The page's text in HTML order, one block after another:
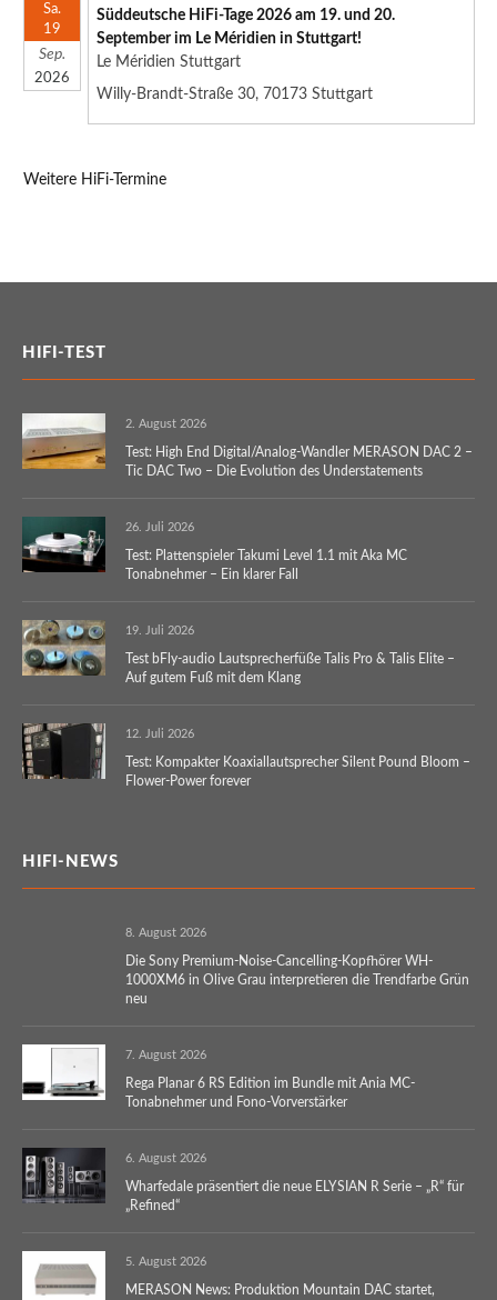
Sa.
19
Sep.
2026
Süddeutsche HiFi-Tage 2026 am 19. und 20.
September im Le Méridien in Stuttgart!
Le Méridien Stuttgart
Willy-Brandt-Straße 30, 70173 Stuttgart
Weitere HiFi-Termine
HIFI-TEST
2. August 2026
Test: High End Digital/Analog-Wandler MERASON DAC 2 –
Tic DAC Two – Die Evolution des Understatements
26. Juli 2026
Test: Plattenspieler Takumi Level 1.1 mit Aka MC
Tonabnehmer – Ein klarer Fall
19. Juli 2026
Test bFly-audio Lautsprecherfüße Talis Pro & Talis Elite –
Auf gutem Fuß mit dem Klang
12. Juli 2026
Test: Kompakter Koaxiallautsprecher Silent Pound Bloom –
Flower-Power forever
HIFI-NEWS
8. August 2026
Die Sony Premium-Noise-Cancelling-Kopfhörer WH-
1000XM6 in Olive Grau interpretieren die Trendfarbe Grün
neu
7. August 2026
Rega Planar 6 RS Edition im Bundle mit Ania MC-
Tonabnehmer und Fono-Vorverstärker
6. August 2026
Wharfedale präsentiert die neue ELYSIAN R Serie – „R“ für
„Refined“
5. August 2026
MERASON News: Produktion Mountain DAC startet,